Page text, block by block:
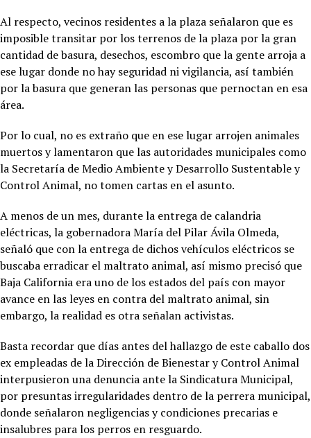
Al respecto, vecinos residentes a la plaza señalaron que es
imposible transitar por los terrenos de la plaza por la gran
cantidad de basura, desechos, escombro que la gente arroja a
ese lugar donde no hay seguridad ni vigilancia, así también
por la basura que generan las personas que pernoctan en esa
área.
Por lo cual, no es extraño que en ese lugar arrojen animales
muertos y lamentaron que las autoridades municipales como
la Secretaría de Medio Ambiente y Desarrollo Sustentable y
Control Animal, no tomen cartas en el asunto.
A menos de un mes, durante la entrega de calandria
eléctricas, la gobernadora María del Pilar Ávila Olmeda,
señaló que con la entrega de dichos vehículos eléctricos se
buscaba erradicar el maltrato animal, así mismo precisó que
Baja California era uno de los estados del país con mayor
avance en las leyes en contra del maltrato animal, sin
embargo, la realidad es otra señalan activistas.
Basta recordar que días antes del hallazgo de este caballo dos
ex empleadas de la Dirección de Bienestar y Control Animal
interpusieron una denuncia ante la Sindicatura Municipal,
por presuntas irregularidades dentro de la perrera municipal,
donde señalaron negligencias y condiciones precarias e
insalubres para los perros en resguardo.